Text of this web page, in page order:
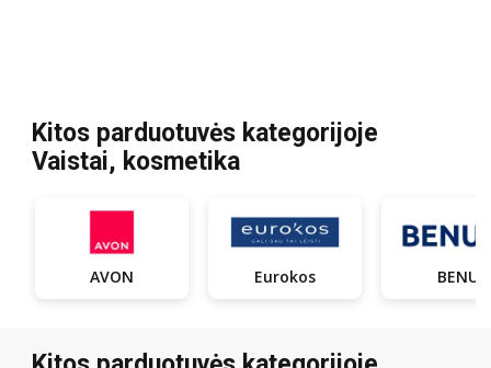
Kitos parduotuvės kategorijoje
Vaistai, kosmetika
AVON Eurokos BENU